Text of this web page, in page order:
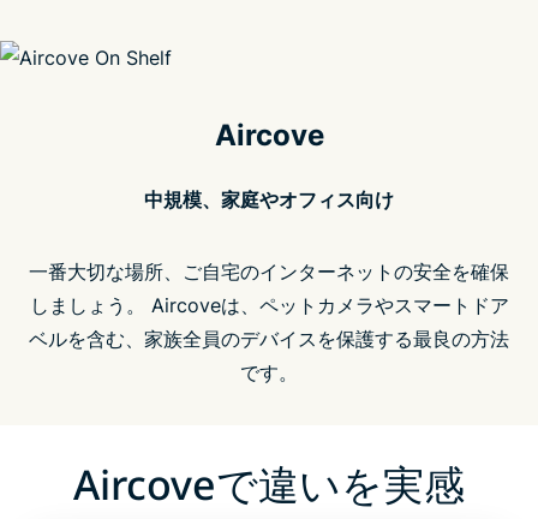
Aircove
中規模、家庭やオフィス向け
一番大切な場所、ご自宅のインターネットの安全を確保
しましょう。 Aircoveは、ペットカメラやスマートドア
ベルを含む、家族全員のデバイスを保護する最良の方法
です。
Aircoveで違いを実感